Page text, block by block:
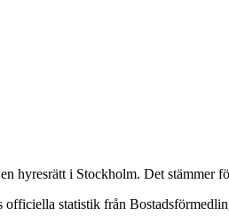
hyresrätt i Stockholm. Det
statistik från